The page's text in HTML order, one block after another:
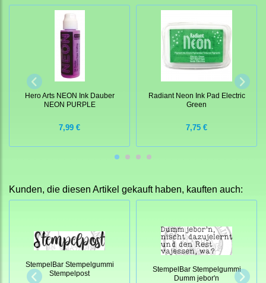
Hero Arts NEON Ink Dauber
NEON PURPLE
7,99 €
Radiant Neon Ink Pad Electric
Green
7,75 €
Kunden, die diesen Artikel gekauft haben, kauften auch:
StempelBar Stempelgummi
Stempelpost
StempelBar Stempelgummi
Dumm jebor'n